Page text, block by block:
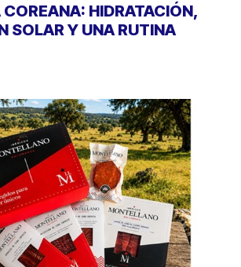
HIDRATACIÓN,
SOLAR Y UNA RUTINA